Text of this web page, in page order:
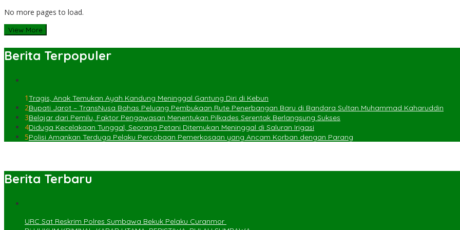
No more pages to load.
View More
Berita Terpopuler
1Tragis, Anak Temukan Ayah Kandung Meninggal Gantung Diri di Kebun
2Bupati Jarot – TransNusa Bahas Peluang Pembukaan Rute Penerbangan Baru di Bandara Sultan Muhammad Kaharuddin
3Belajar dari Pemilu, Faktor Pengawasan Menentukan Pilkades Serentak Berlangsung Sukses
4Diduga Kecelakaan Tunggal, Seorang Petani Ditemukan Meninggal di Saluran Irigasi
5Polisi Amankan Terduga Pelaku Percobaan Pemerkosaan yang Ancam Korban dengan Parang
Berita Terbaru
URC Sat Reskrim Polres Sumbawa Bekuk Pelaku Curanmor ‎